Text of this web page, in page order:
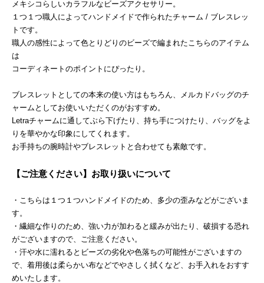
メキシコらしいカラフルなビーズアクセサリー。
１つ１つ職人によってハンドメイドで作られたチャーム / ブレスレッ
トです。
職人の感性によって色とりどりのビーズで編まれたこちらのアイテム
は
コーディネートのポイントにぴったり。
ブレスレットとしての本来の使い方はもちろん、メルカドバッグのチ
ャームとしてお使いいただくのがおすすめ。
Letraチャームに通してぶら下げたり、持ち手につけたり、バッグをよ
りを華やかな印象にしてくれます。
お手持ちの腕時計やブレスレットと合わせても素敵です。
【ご注意ください】お取り扱いについて
・こちらは１つ１つハンドメイドのため、多少の歪みなどがございま
す。
・繊細な作りのため、強い力が加わると緩みが出たり、破損する恐れ
がございますので、ご注意ください。
・汗や水に濡れるとビーズの劣化や色落ちの可能性がございますの
で、着用後は柔らかい布などでやさしく拭くなど、お手入れをおすす
めいたします。